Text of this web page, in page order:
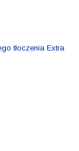
tłoczenia Extra